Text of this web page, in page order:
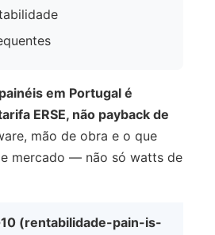
em Portugal é
ERSE, não payback de
mão de obra e o que
mercado — não só watts de
(rentabilidade-pain-is-